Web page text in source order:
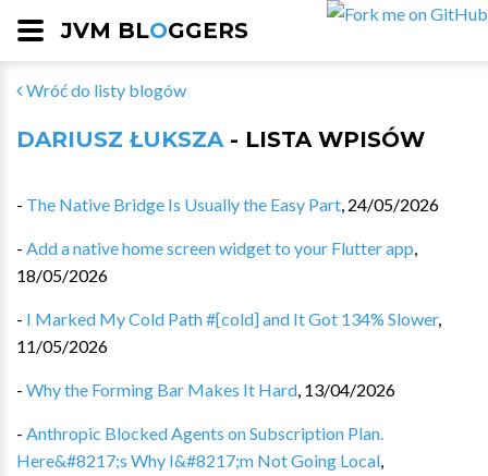
JVM BLOGGERS
Wróć do listy blogów
DARIUSZ ŁUKSZA- LISTA WPISÓW
- The Native Bridge Is Usually the Easy Part, 24/05/2026
- Add a native home screen widget to your Flutter app,
18/05/2026
- I Marked My Cold Path #[cold] and It Got 134% Slower,
11/05/2026
- Why the Forming Bar Makes It Hard, 13/04/2026
- Anthropic Blocked Agents on Subscription Plan.
Here&#8217;s Why I&#8217;m Not Going Local,